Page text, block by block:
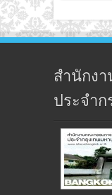
สำนักง
ประจำ